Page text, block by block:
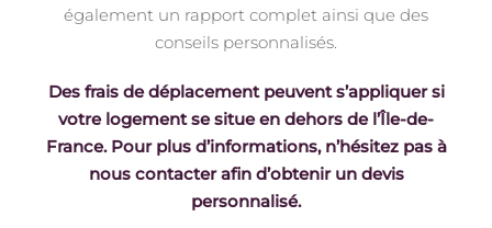
également un rapport complet ainsi que des
conseils personnalisés.
Des frais de déplacement peuvent s’appliquer si
votre logement se situe en dehors de l’Île-de-
France. Pour plus d’informations, n’hésitez pas à
nous contacter afin d’obtenir un devis
personnalisé.